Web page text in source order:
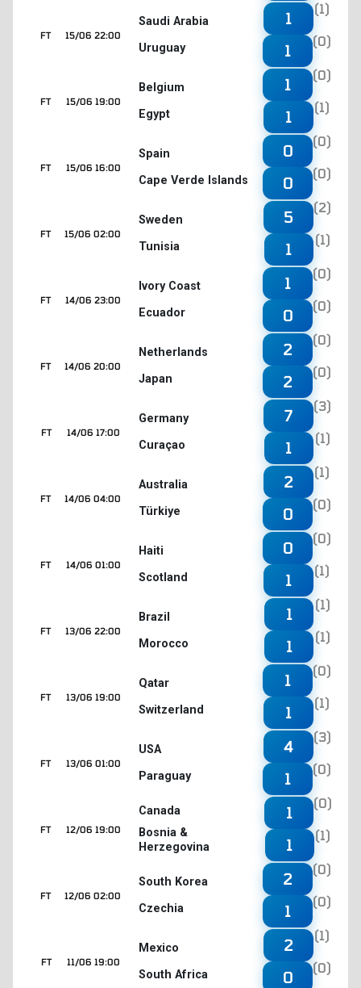
15/06 22:00
FT
Saudi Arabia
Uruguay
1
(1)
1
(0)
15/06 19:00
FT
Belgium
Egypt
1
(0)
1
(1)
15/06 16:00
FT
Spain
Cape Verde Islands
0
(0)
0
(0)
15/06 02:00
FT
Sweden
Tunisia
5
(2)
1
(1)
14/06 23:00
FT
Ivory Coast
Ecuador
1
(0)
0
(0)
14/06 20:00
FT
Netherlands
Japan
2
(0)
2
(0)
14/06 17:00
FT
Germany
Curaçao
7
(3)
1
(1)
14/06 04:00
FT
Australia
Türkiye
2
(1)
0
(0)
14/06 01:00
FT
Haiti
Scotland
0
(0)
1
(1)
13/06 22:00
FT
Brazil
Morocco
1
(1)
1
(1)
13/06 19:00
FT
Qatar
Switzerland
1
(0)
1
(1)
13/06 01:00
FT
USA
Paraguay
4
(3)
1
(0)
12/06 19:00
FT
Canada
Bosnia &
Herzegovina
1
(0)
1
(1)
12/06 02:00
FT
South Korea
Czechia
2
(0)
1
(0)
11/06 19:00
FT
Mexico
South Africa
2
(1)
0
(0)